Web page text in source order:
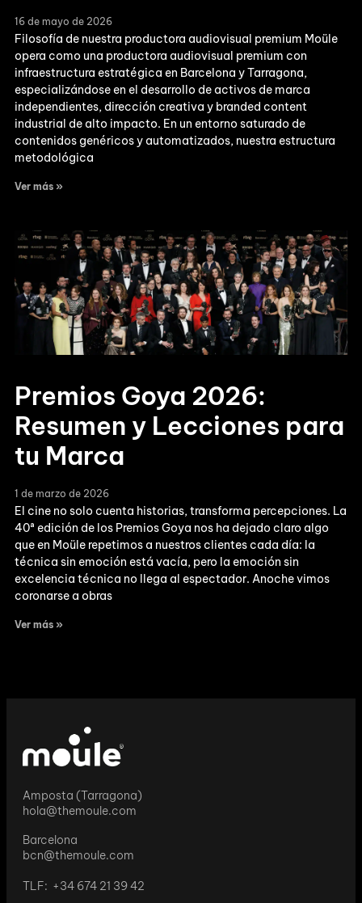
16 de mayo de 2026
Filosofía de nuestra productora audiovisual premium Moüle
opera como una productora audiovisual premium con
infraestructura estratégica en Barcelona y Tarragona,
especializándose en el desarrollo de activos de marca
independientes, dirección creativa y branded content
industrial de alto impacto. En un entorno saturado de
contenidos genéricos y automatizados, nuestra estructura
metodológica
Ver más »
Premios Goya 2026:
Resumen y Lecciones para
tu Marca
1 de marzo de 2026
El cine no solo cuenta historias, transforma percepciones. La
40ª edición de los Premios Goya nos ha dejado claro algo
que en Moüle repetimos a nuestros clientes cada día: la
técnica sin emoción está vacía, pero la emoción sin
excelencia técnica no llega al espectador. Anoche vimos
coronarse a obras
Ver más »
Amposta (Tarragona)
hola@themoule.com
Barcelona
bcn@themoule.com
TLF: +34 674 21 39 42